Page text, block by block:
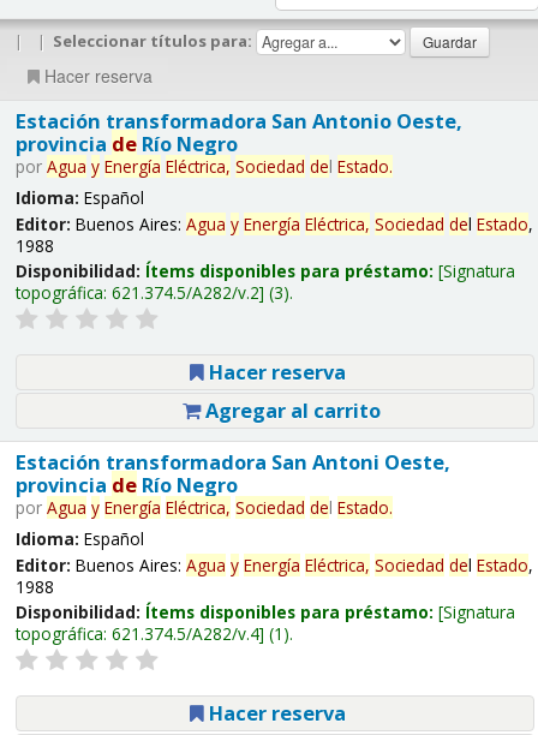
| | Seleccionar títulos para:
Hacer reserva
Estación transformadora San Antonio Oeste,
provincia deRío Negro
por Agua y Energía Eléctrica, Sociedad del Estado.
Idioma: Español
Editor: Buenos Aires: Agua y Energía Eléctrica, Sociedad del Estado,
1988
Disponibilidad: Ítems disponibles para préstamo: Signatura
topográfica: 621.374.5/A282/v.2 (3).
Hacer reserva
Agregar al carrito
Estación transformadora San Antoni Oeste,
provincia deRío Negro
por Agua y Energía Eléctrica, Sociedad del Estado.
Idioma: Español
Editor: Buenos Aires: Agua y Energía Eléctrica, Sociedad del Estado,
1988
Disponibilidad: Ítems disponibles para préstamo: Signatura
topográfica: 621.374.5/A282/v.4 (1).
Hacer reserva